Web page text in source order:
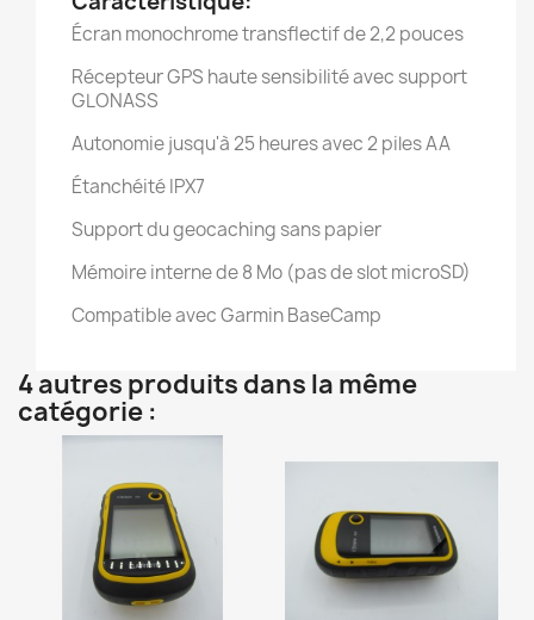
Écran monochrome transflectif de 2,2 pouces
Récepteur GPS haute sensibilité avec support
GLONASS
Autonomie jusqu'à 25 heures avec 2 piles AA
Étanchéité IPX7
Support du geocaching sans papier
Mémoire interne de 8 Mo (pas de slot microSD)
Compatible avec Garmin BaseCamp
4 autres produits dans la même
catégorie :